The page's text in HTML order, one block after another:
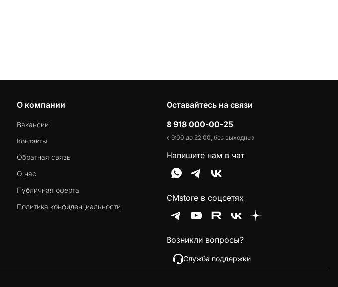
О компании
Вакансии
Контакты
Обратная связь
О нас
Публичная оферта
Политика конфиденциальности
Оставайтесь на связи
8 918 000-00-25
с 9:00 до 22:00, без выходных
Напишите нам в чат
CMstore в соцсетях
Возникли вопросы?
Служба поддержки